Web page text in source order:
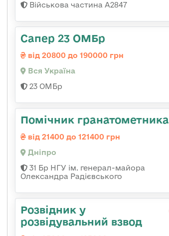
Військова частина А2847
Сапер 23 ОМБр
від 20800 до 190000 грн
Вся Україна
23 ОМБр
Помічник гранатометника
від 21400 до 121400 грн
Дніпро
31 Бр НГУ ім. генерал-майора
Олександра Радієвського
Розвідник у
розвідувальний взвод